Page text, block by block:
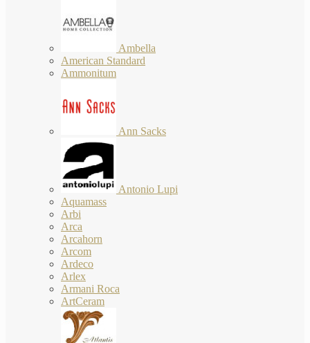
Ambella
American Standard
Ammonitum
Ann Sacks
Antonio Lupi
Aquamass
Arbi
Arca
Arcahorn
Arcom
Ardeco
Arlex
Armani Roca
ArtCeram